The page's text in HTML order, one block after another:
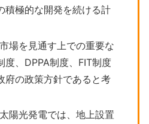
積極的な開発を続ける計
場を見通す上での重要な
度、DPPA制度、FIT制度
府の政策方針であると考
陽光発電では、地上設置